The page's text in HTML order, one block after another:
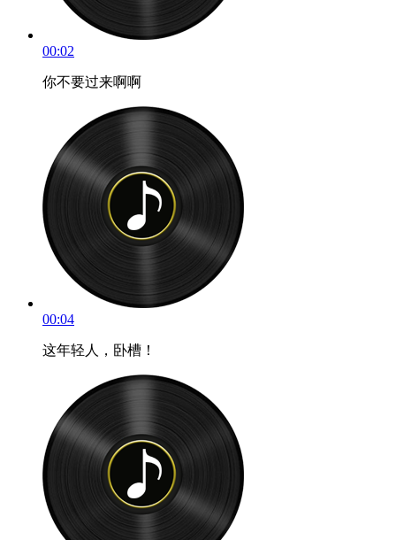
00:02
你不要过来啊啊
00:04
这年轻人，卧槽！